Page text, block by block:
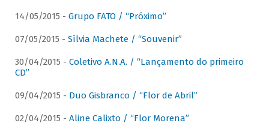
14/05/2015 - Grupo FATO / “Próximo”
07/05/2015 - Sílvia Machete / “Souvenir”
30/04/2015 - Coletivo A.N.A. / “Lançamento do primeiro
CD”
09/04/2015 - Duo Gisbranco / “Flor de Abril”
02/04/2015 - Aline Calixto / “Flor Morena”